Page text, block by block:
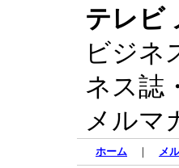
テレビ
ビジネ
ネス誌
メルマ
ホーム ｜ メ